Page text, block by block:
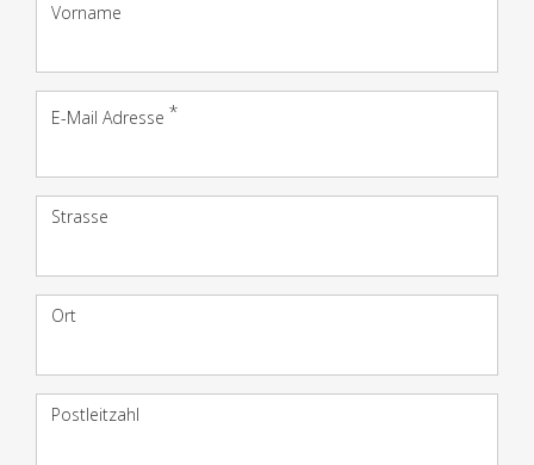
Vorname
E-Mail Adresse
Adres­
Strasse
Ort
Postleitzahl